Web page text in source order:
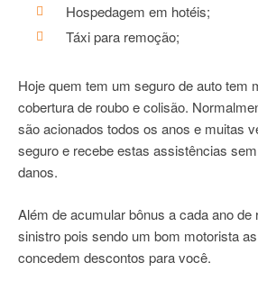
Hospedagem em hotéis;
Táxi para remoção;
Hoje quem tem um seguro de auto tem
cobertura de roubo e colisão.
são acionados todos os anos e muitas
seguro e recebe estas assistências
danos.
Além de acumular bônus a cada ano de
sinistro pois sendo um bom motorista
concedem descontos para você.